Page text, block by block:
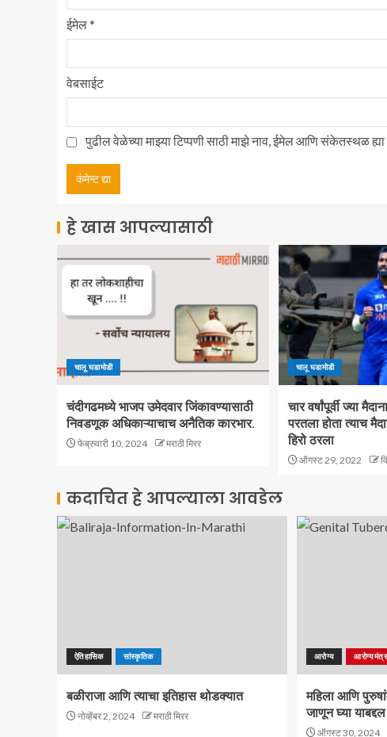
ईमेल*
वेबसाईट
पुढील वेळेच्या माझ्या टिप्पणी साठी माझे नाव, ईमेल आणि संकेतस्थळ
हे खास आपल्यासाठी
चालू घडामोडी
चंदीगढमध्ये भाजप उमेदवार जिंकावण्यासाठी
निवडणूक अधिकाऱ्याचाच अनैतिक कारभार.
फेब्रुवारी 10, 2024 मराठी मिरर
चालू घडामोडी
चार वर्षांपूर्वी ज्या
परतला होता त्याच
हिरो ठरला
ऑगस्ट 29, 2022
कदाचित हे आपल्याला आवडेल
ऐतिहासिक सांस्कृतिक
बळीराजा आणि त्याचा इतिहास थोडक्यात
नोव्हेंबर 2, 2024 मराठी मिरर
आरोग्य
महिला आणि
जाणून घ्या
ऑगस्ट 30, 2024